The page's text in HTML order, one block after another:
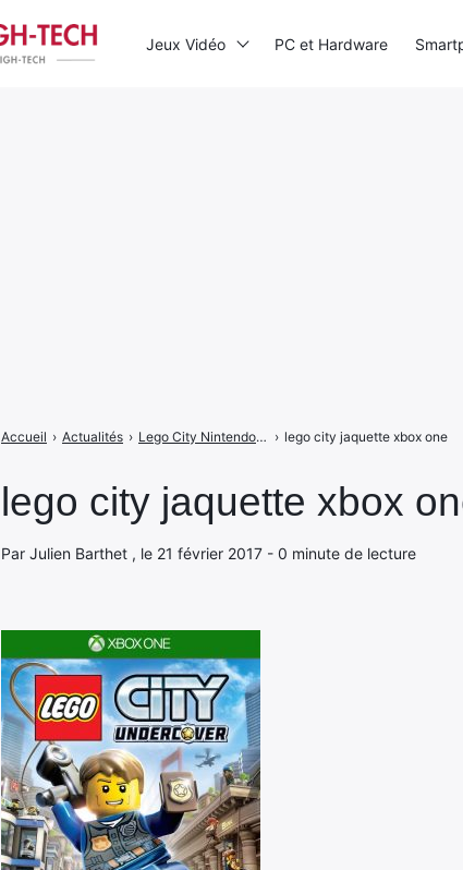
lego city jaquette xbox
Par Julien Barthet , le 21 février 2017 - 0 minute de lecture
Accueil › Actualités › Lego City Nintendo Switch daté et en précommande › lego city jaquette xbox one
Jeux Vidéo PC et Hardware